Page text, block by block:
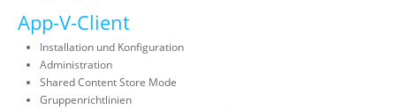
App-V-Client
Installation und Konfiguration
Administration
Shared Content Store Mode
Gruppenrichtlinien